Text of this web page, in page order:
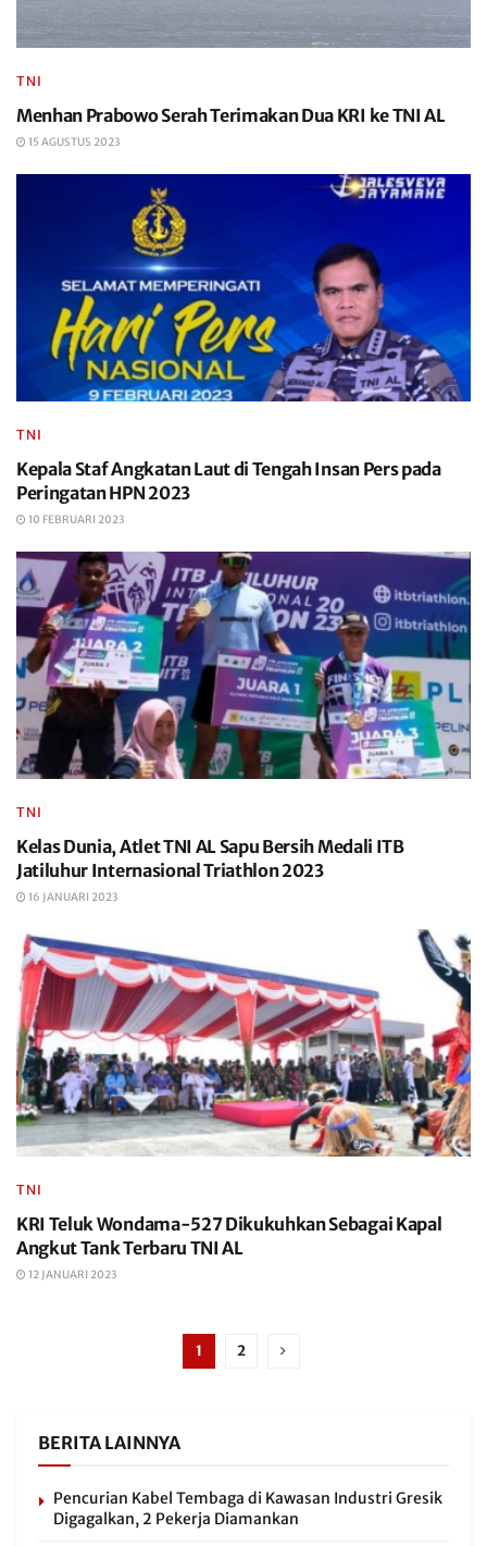
TNI
Menhan Prabowo Serah Terimakan Dua KRI ke TNI AL
15 AGUSTUS 2023
TNI
Kepala Staf Angkatan Laut di Tengah Insan Pers pada
Peringatan HPN 2023
10 FEBRUARI 2023
TNI
Kelas Dunia, Atlet TNI AL Sapu Bersih Medali ITB
Jatiluhur Internasional Triathlon 2023
16 JANUARI 2023
TNI
KRI Teluk Wondama-527 Dikukuhkan Sebagai Kapal
Angkut Tank Terbaru TNI AL
12 JANUARI 2023
1 2
BERITA LAINNYA
Pencurian Kabel Tembaga di Kawasan Industri Gresik
Digagalkan, 2 Pekerja Diamankan